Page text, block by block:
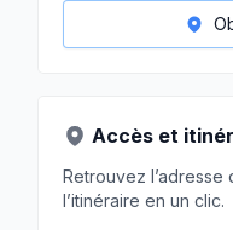
Accès et
Retrouvez
l’itinéraire en un clic.